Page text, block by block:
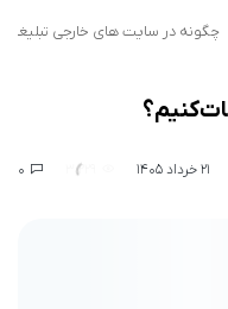
چگونه در سایت های خارجی
کنیم؟
21 خرداد 1405